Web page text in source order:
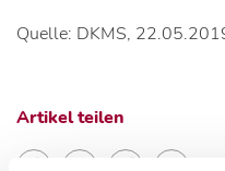
Quelle: DKMS,
Artikel teilen